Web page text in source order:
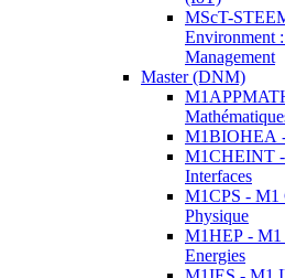
MScT-
Environment
Management
Master (DNM)
M1BIOHEA
M1CHEINT
Interfaces
M1CPS - M1
Physique
M1HEP - M1
Energies